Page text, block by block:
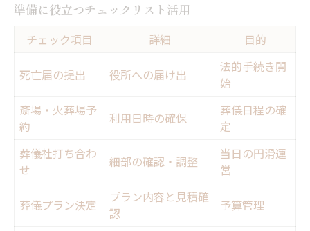
準備に役立つチェックリスト活用
チェック項目 詳細 目的
死亡届の提出 役所への届け出
法的手続き開
始
斎場・火葬場予
約
利用日時の確保
葬儀日程の確
定
葬儀社打ち合わ
せ
細部の確認・調整
当日の円滑運
営
葬儀プラン決定
プラン内容と見積確
認
予算管理